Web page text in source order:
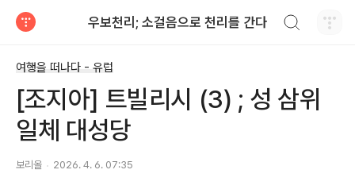
우보천리; 소걸음으로 천리를 간다
여행을 떠나다 - 유럽
[조지아] 트빌리시 (3) ; 성 삼위
일체 대성당
보리올 2026. 4. 6. 07:35